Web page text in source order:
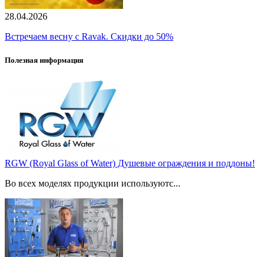
28.04.2026
Встречаем весну с Ravak. Скидки до 50%
Полезная информация
RGW (Royal Glass of Water) Душевые ограждения и поддоны!
Во всех моделях продукции используютс...